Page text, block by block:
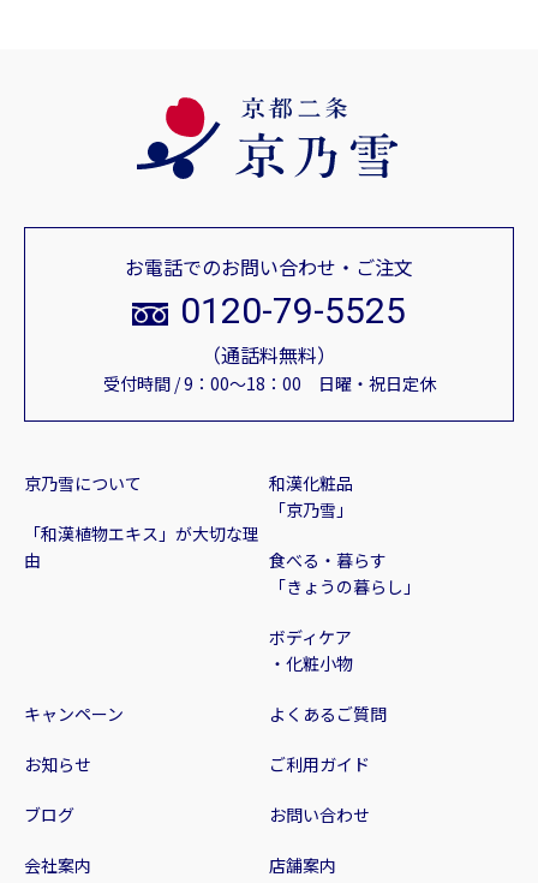
京乃雪について
「和漢植物エキス」が大切な理
由
和漢化粧品
「京乃雪」
食べる・暮らす
「きょうの暮らし」
ボディケア
・化粧小物
キャンペーン
お知らせ
ブログ
会社案内 店舗案内
よくあるご質問
ご利用ガイド
お問い合わせ
お電話でのお問い合わせ・ご注文
0120-79-5525
（通話料無料）
受付時間 / 9：00～18：00 日曜・祝日定休